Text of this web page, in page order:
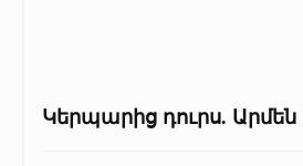
Կերպարից դուրս.